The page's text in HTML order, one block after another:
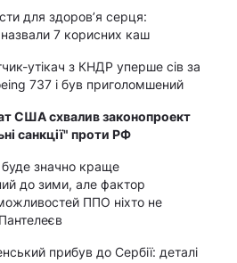
для здоров’я серця:
назвали 7 корисних каш
утікач з КНДР уперше сів за
737 і був приголомшений
США схвалив законопроект
санкції" проти РФ
буде значно краще
до зими, але фактор
можливостей ППО ніхто не
прибув до Сербії: деталі